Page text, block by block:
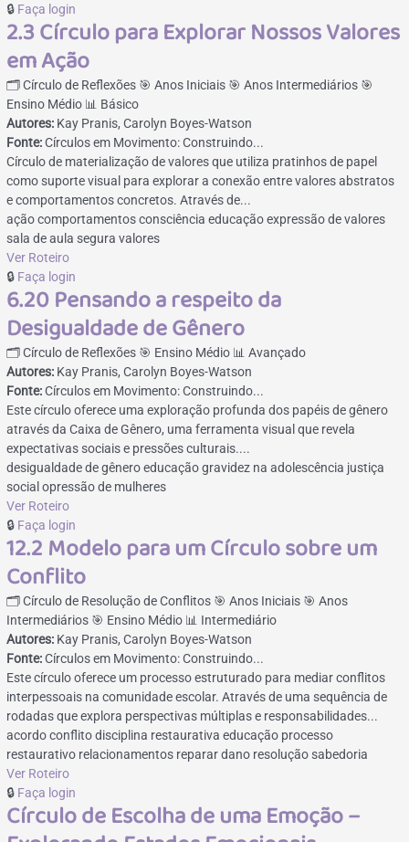
🔒 Faça login
2.3 Círculo para Explorar Nossos Valores
em Ação
🗂️ Círculo de Reflexões 🎯 Anos Iniciais 🎯 Anos Intermediários 🎯
Ensino Médio 📊 Básico
Autores: Kay Pranis, Carolyn Boyes-Watson
Fonte: Círculos em Movimento: Construindo...
Círculo de materialização de valores que utiliza pratinhos de papel
como suporte visual para explorar a conexão entre valores abstratos
e comportamentos concretos. Através de...
ação comportamentos consciência educação expressão de valores
sala de aula segura valores
Ver Roteiro
🔒 Faça login
6.20 Pensando a respeito da
Desigualdade de Gênero
🗂️ Círculo de Reflexões 🎯 Ensino Médio 📊 Avançado
Autores: Kay Pranis, Carolyn Boyes-Watson
Fonte: Círculos em Movimento: Construindo...
Este círculo oferece uma exploração profunda dos papéis de gênero
através da Caixa de Gênero, uma ferramenta visual que revela
expectativas sociais e pressões culturais....
desigualdade de gênero educação gravidez na adolescência justiça
social opressão de mulheres
Ver Roteiro
🔒 Faça login
12.2 Modelo para um Círculo sobre um
Conflito
🗂️ Círculo de Resolução de Conflitos 🎯 Anos Iniciais 🎯 Anos
Intermediários 🎯 Ensino Médio 📊 Intermediário
Autores: Kay Pranis, Carolyn Boyes-Watson
Fonte: Círculos em Movimento: Construindo...
Este círculo oferece um processo estruturado para mediar conflitos
interpessoais na comunidade escolar. Através de uma sequência de
rodadas que explora perspectivas múltiplas e responsabilidades...
acordo conflito disciplina restaurativa educação processo
restaurativo relacionamentos reparar dano resolução sabedoria
Ver Roteiro
🔒 Faça login
Círculo de Escolha de uma Emoção –